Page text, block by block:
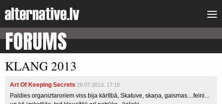
FORUMS
KLANG 2013
Art Of Keeping Secrets 28.07.2013. 17:15
Paldies organiztaroriem viss bija kārtībā, Skatuve, skaņa, gaismas....feini...